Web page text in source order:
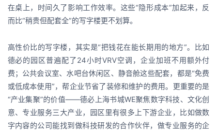
在桌上，时间久了影响工作效率。这些“隐形成本”加起来，反
而比“稍贵但配套全”的写字楼更不划算。
高性价比的写字楼，其实是“把钱花在能长期用的地方”。比如
德必的园区普遍配了24小时VRV空调，企业加班不用额外付
费；公共会议室、水吧台休闲区、静音舱这些配套，都是“免费
或低成本使用”，帮企业节省了装修和维护的费用。更重要的是
“产业集聚”的价值——德必上海书城WE聚焦数字科技、文化创
意、专业服务三大产业，园区里有很多上下游企业，比如做数
字内容的公司能找到做科技研发的合作伙伴，做专业服务的企